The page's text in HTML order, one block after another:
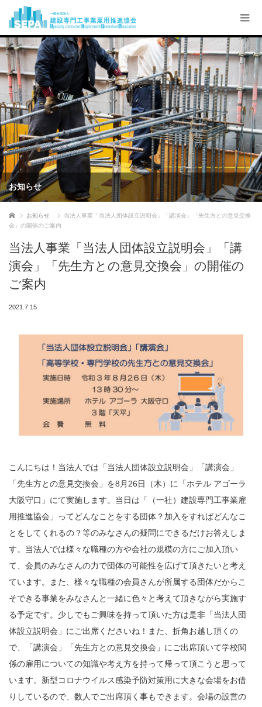
お知らせ
ホーム お知らせ
当法人事業「当法人団体設立説明会」「講演会」「先生方との意見交換
会」の開催のご案内
当法人事業「当法人団体設立説明会」「講
演会」「先生方との意見交換会」の開催の
ご案内
2021.7.15
こんにちは！当法人では「当法人団体設立説明会」「講演会」
「先生方との意見交換会」を8月26日（木）に「ホテル アゴーラ
大阪守口」にて実施します。当日は「（一社）建設専門工事業雇
用推進協会」ってどんなことをする団体？加入をすればどんなこ
とをしてくれるの？等のみなさんの疑問にできるだけお答えしま
す。当法人では様々な職種の方や会社の規模の方にご加入頂い
て、会員のみなさんの力で団体の可能性を広げて頂きたいと考え
ています。また、様々な職種の会員さんが所属する団体だからこ
そできる事業をみなさんと一緒に色々と考えて頂きながら実施す
る予定です。少しでもご興味を持って頂いた方は是非「当法人団
体設立説明会」にご出席くださいね！また、折角お越し頂くの
で、「講演会」「先生方との意見交換会」にご出席頂いて学校関
係の雇用についての知識や考え方を持って帰って頂こうと思って
います。新型コロナウイルス感染予防対策用に大きな会場をお借
りしているので、数人でご出席頂く事もできます。会場の設営の